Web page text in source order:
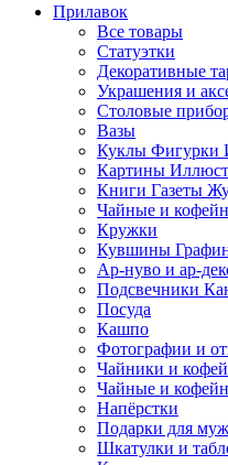
Прилавок
Все товары
Статуэтки
Декоративные
Украшения и
Столовые
Вазы
Куклы Фигурки
Картины
Книги Газеты
Чайные и
Кружки
Кувшины
Ар-нуво и ар-
Подсвечники
Посуда
Кашпо
Фотографии и
Чайники и
Чайные и
Напёрстки
Подарки для
Шкатулки и